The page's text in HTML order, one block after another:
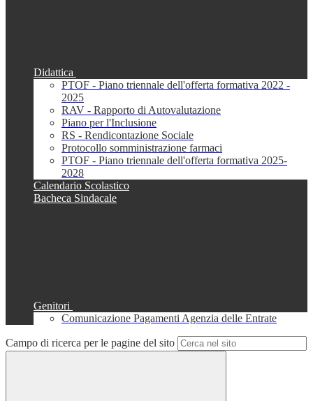
Didattica
PTOF - Piano triennale dell'offerta formativa 2022 -
2025
RAV - Rapporto di Autovalutazione
Piano per l'Inclusione
RS - Rendicontazione Sociale
Protocollo somministrazione farmaci
PTOF - Piano triennale dell'offerta formativa 2025-
2028
Calendario Scolastico
Bacheca Sindacale
Genitori
Comunicazione Pagamenti Agenzia delle Entrate
Campo di ricerca per le pagine del sito